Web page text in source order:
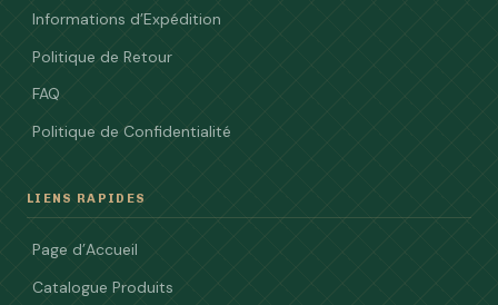
Informations d’Expédition
Politique de Retour
FAQ
Politique de Confidentialité
LIENS RAPIDES
Page d’Accueil
Catalogue Produits